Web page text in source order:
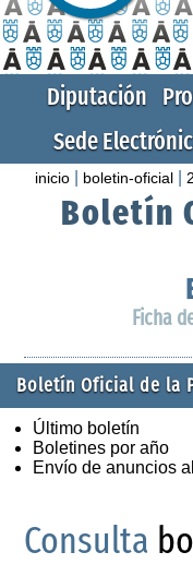
Diputación
Sede
inicio boletin-oficial
Boletín
Ficha
Boletín Oficial de la
Último boletín
Boletines por año
Envío de anuncios
Consulta